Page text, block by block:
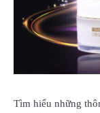
Tìm hiểu những